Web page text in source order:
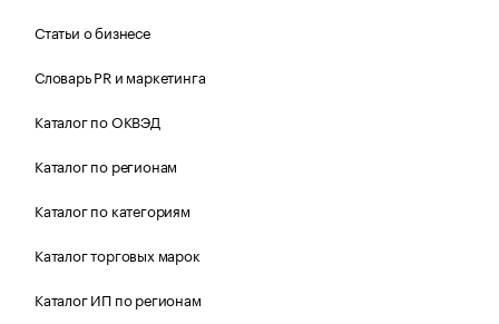
Статьи о бизнесе
Словарь PR и маркетинга
Каталог по ОКВЭД
Каталог по регионам
Каталог по категориям
Каталог торговых марок
Каталог ИП по регионам